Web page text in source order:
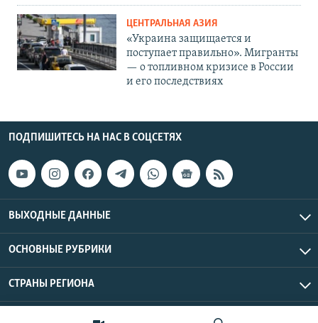
ЦЕНТРАЛЬНАЯ АЗИЯ
«Украина защищается и
поступает правильно». Мигранты
— о топливном кризисе в России
и его последствиях
ПОДПИШИТЕСЬ НА НАС В СОЦСЕТЯХ
ВЫХОДНЫЕ ДАННЫЕ
ОСНОВНЫЕ РУБРИКИ
СТРАНЫ РЕГИОНА